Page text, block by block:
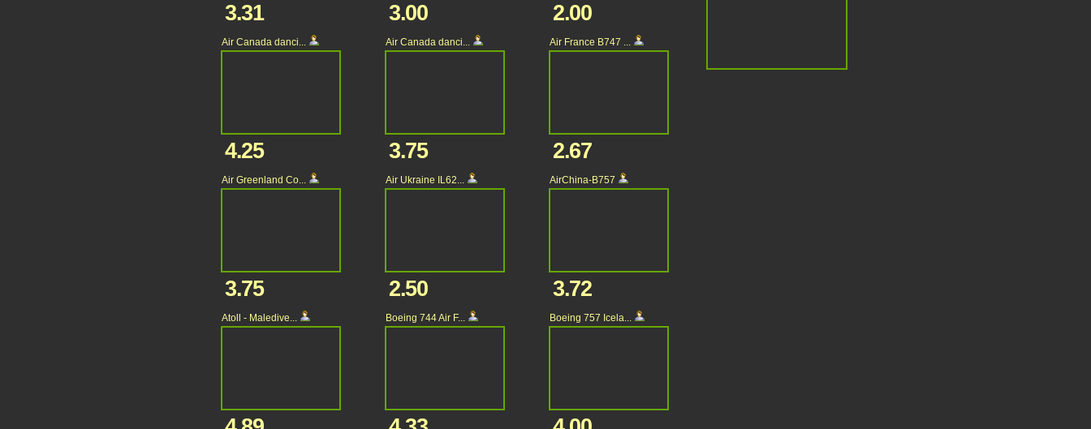
3.31 3.00 2.00
Air Canada danci...
4.25
Air Canada danci...
3.75
Air France B747 ...
2.67
Air Greenland Co...
3.75
Air Ukraine IL62...
2.50
AirChina-B757
3.72
Atoll - Maledive... Boeing 744 Air F... Boeing 757 Icela...